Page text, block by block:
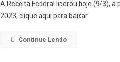
A Receita Federal liberou hoje (9/3),
2023, clique aqui para baixar.
Continue Lendo